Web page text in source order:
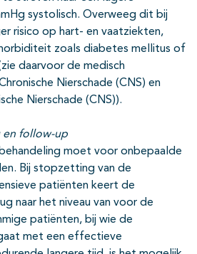
systolisch. Overweeg dit bij
risico op hart- en vaatziekten,
zoals diabetes mellitus of
daarvoor de medisch
Nierschade (CNS) en
Nierschade (CNS)).
en follow-up
moet voor onbepaalde
Bij stopzetting van de
patiënten keert de
naar het niveau van voor de
patiënten, bij wie de
met een effectieve